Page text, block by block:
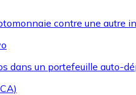
contre une autre
dans un portefeuille auto-